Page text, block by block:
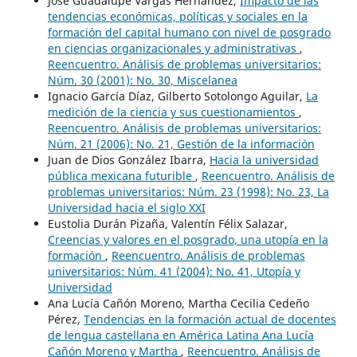
tendencias económicas, políticas y sociales en la
formación del capital humano con nivel de posgrado
en ciencias organizacionales y administrativas ,
Reencuentro. Análisis de problemas universitarios:
Núm. 30 (2001): No. 30, Miscelanea
Ignacio García Díaz, Gilberto Sotolongo Aguilar, La
medición de la ciencia y sus cuestionamientos ,
Reencuentro. Análisis de problemas universitarios:
Núm. 21 (2006): No. 21, Gestión de la información
Juan de Dios González Ibarra, Hacia la universidad
pública mexicana futurible , Reencuentro. Análisis de
problemas universitarios: Núm. 23 (1998): No. 23, La
Universidad hacia el siglo XXI
Eustolia Durán Pizaña, Valentín Félix Salazar,
Creencias y valores en el posgrado, una utopía en la
formación , Reencuentro. Análisis de problemas
universitarios: Núm. 41 (2004): No. 41, Utopía y
Universidad
Ana Lucía Cañón Moreno, Martha Cecilia Cedeño
Pérez, Tendencias en la formación actual de docentes
de lengua castellana en América Latina Ana Lucía
Cañón Moreno y Martha , Reencuentro. Análisis de